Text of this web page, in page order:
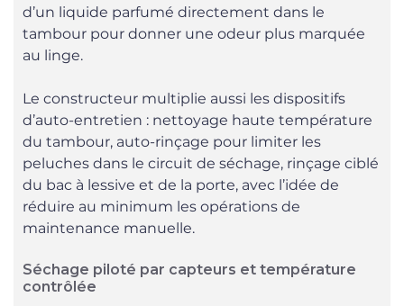
d’un liquide parfumé directement dans le
tambour pour donner une odeur plus marquée
au linge.
Le constructeur multiplie aussi les dispositifs
d’auto-entretien : nettoyage haute température
du tambour, auto-rinçage pour limiter les
peluches dans le circuit de séchage, rinçage ciblé
du bac à lessive et de la porte, avec l’idée de
réduire au minimum les opérations de
maintenance manuelle.
Séchage piloté par capteurs et température
contrôlée